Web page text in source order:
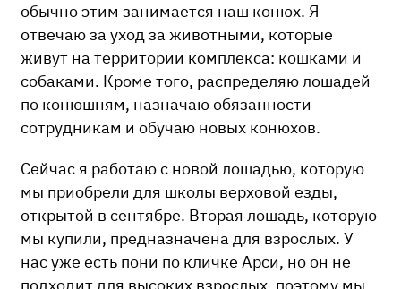
обычно этим занимается наш конюх. Я
отвечаю за уход за животными, которые
живут на территории комплекса: кошками и
собаками. Кроме того, распределяю лошадей
по конюшням, назначаю обязанности
сотрудникам и обучаю новых конюхов.
Сейчас я работаю с новой лошадью, которую
мы приобрели для школы верховой езды,
открытой в сентябре. Вторая лошадь, которую
мы купили, предназначена для взрослых. У
нас уже есть пони по кличке Арси, но он не